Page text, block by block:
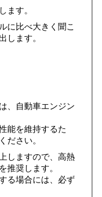
ます。
に比べ大きく聞こ
します。
、自動車エンジン
能を維持するた
ださい。
しますので、高熱
推奨します。
る場合には、必ず